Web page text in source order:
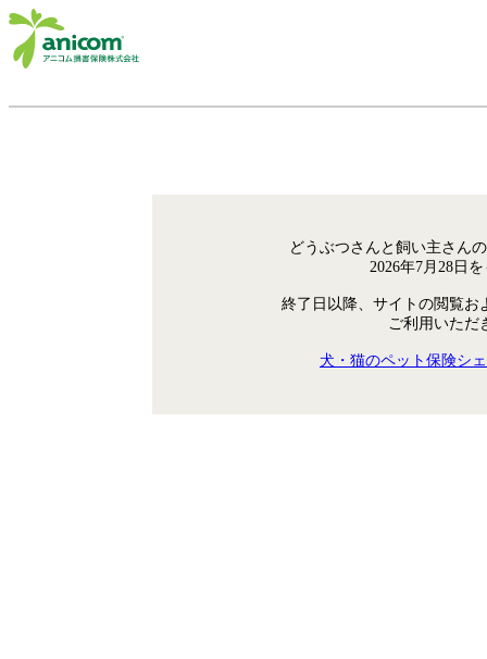
どうぶつさんと飼い主さん
2026年7月28日
終了日以降、サイトの閲覧お
ご利用いただ
犬・猫のペット保険シ